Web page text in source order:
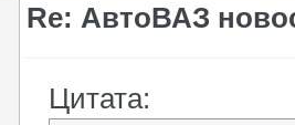
Re: АвтоВАЗ
Цитата: